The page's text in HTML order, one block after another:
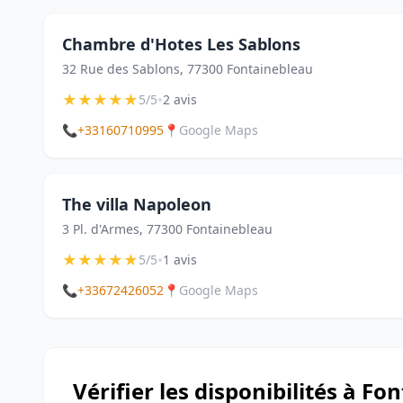
Chambre d'Hotes Les Sablons
32 Rue des Sablons, 77300 Fontainebleau
★★★★★5/5•2 avis
📞+33160710995 📍 Google Maps
The villa Napoleon
3 Pl. d'Armes, 77300 Fontainebleau
★★★★★5/5•1 avis
📞+33672426052 📍 Google Maps
Vérifier les disponibilités à